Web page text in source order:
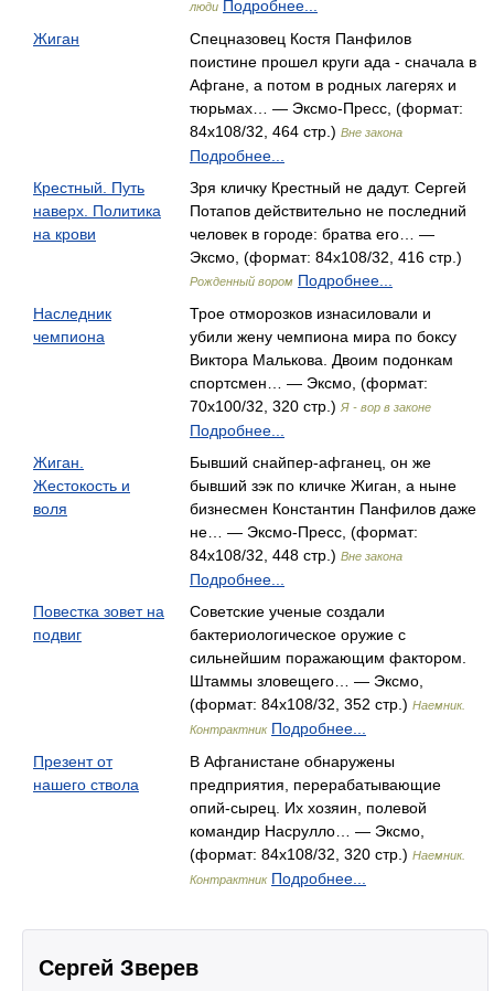
люди Подробнее...
Жиган
Спецназовец Костя Панфилов
поистине прошел круги ада - сначала в
Афгане, а потом в родных лагерях и
тюрьмах… — Эксмо-Пресс, (формат:
84x108/32, 464 стр.) Вне закона
Подробнее...
Крестный. Путь
наверх. Политика
на крови
Зря кличку Крестный не дадут. Сергей
Потапов действительно не последний
человек в городе: братва его… —
Эксмо, (формат: 84x108/32, 416 стр.)
Рожденный вором Подробнее...
Наследник
чемпиона
Трое отморозков изнасиловали и
убили жену чемпиона мира по боксу
Виктора Малькова. Двоим подонкам
спортсмен… — Эксмо, (формат:
70x100/32, 320 стр.) Я - вор в законе
Подробнее...
Жиган.
Жестокость и
воля
Бывший снайпер-афганец, он же
бывший зэк по кличке Жиган, а ныне
бизнесмен Константин Панфилов даже
не… — Эксмо-Пресс, (формат:
84x108/32, 448 стр.) Вне закона
Подробнее...
Повестка зовет на
подвиг
Советские ученые создали
бактериологическое оружие с
сильнейшим поражающим фактором.
Штаммы зловещего… — Эксмо,
(формат: 84x108/32, 352 стр.) Наемник.
Контрактник Подробнее...
Презент от
нашего ствола
В Афганистане обнаружены
предприятия, перерабатывающие
опий-сырец. Их хозяин, полевой
командир Насрулло… — Эксмо,
(формат: 84x108/32, 320 стр.) Наемник.
Контрактник Подробнее...
Сергей Зверев